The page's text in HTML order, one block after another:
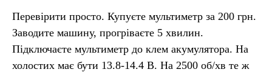
Перевірити просто. Купуєте мультиметр за 200 грн.
Заводите машину, прогріваєте 5 хвилин.
Підключаєте мультиметр до клем акумулятора. На
холостих має бути 13.8-14.4 В. На 2500 об/хв те ж